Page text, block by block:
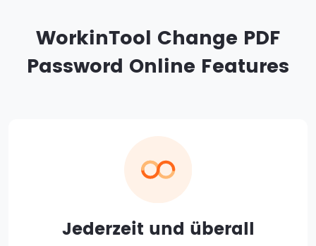
WorkinTool Change PDF
Password Online Features
Jederzeit und überall